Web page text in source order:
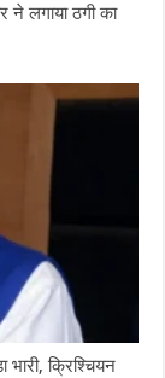
ने लगाया ठगी का
क्रिश्चियन